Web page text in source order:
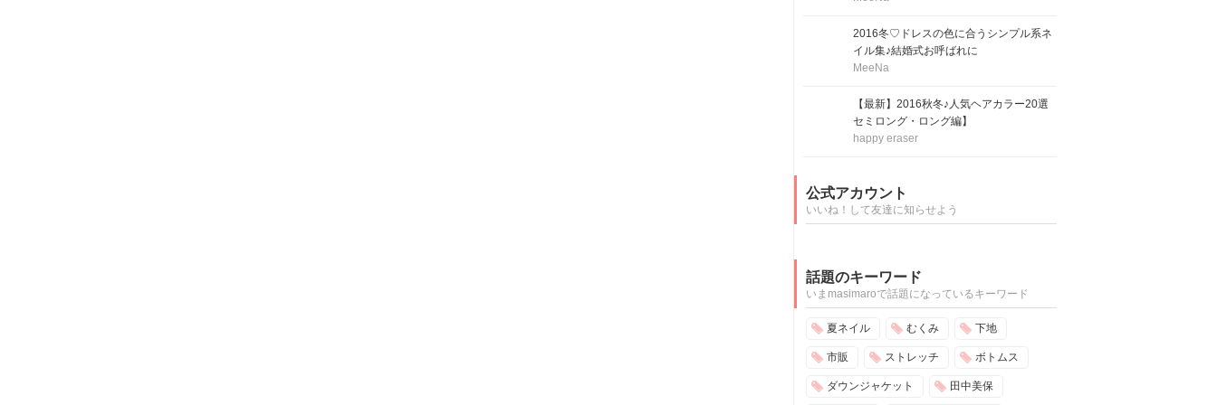
2016冬♡ドレスの色に合うシンプル系ネ
イル集♪結婚式お呼ばれに
MeeNa
【最新】2016秋冬♪人気ヘアカラー20選
セミロング・ロング編】
happy eraser
公式アカウント
いいね！して友達に知らせよう
話題のキーワード
いまmasimaroで話題になっているキーワード
夏ネイル むくみ 下地
市販 ストレッチ ボトムス
ダウンジャケット 田中美保